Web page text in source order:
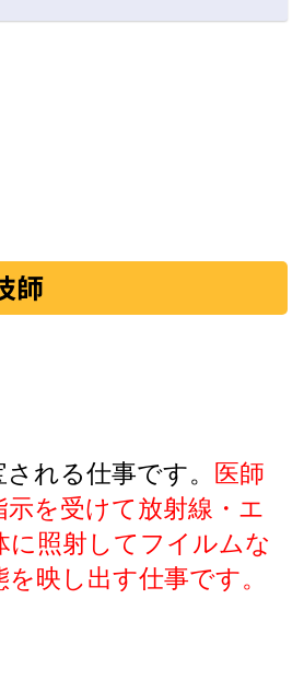
師
れる仕事です。 医師
を受けて放射線・エ
に照射してフイルムな
映し出す仕事です。